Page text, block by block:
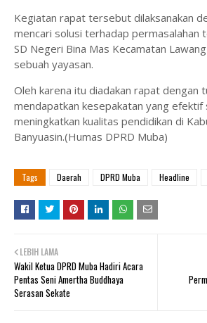
Kegiatan rapat tersebut dilaksanakan
mencari solusi terhadap permasalahan
SD Negeri Bina Mas Kecamatan
sebuah yayasan.
Oleh karena itu diadakan rapat dengan
mendapatkan kesepakatan yang efektif
meningkatkan kualitas pendidikan di
Banyuasin.(Humas DPRD Muba)
Tags Daerah DPRD Muba Headline
LEBIH LAMA
Wakil Ketua DPRD Muba Hadiri Acara
Pentas Seni Amertha Buddhaya
Serasan Sekate